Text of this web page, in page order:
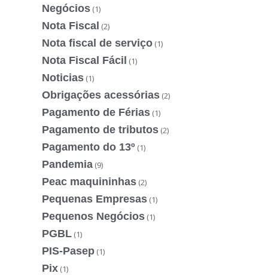
Negócios (1)
Nota Fiscal (2)
Nota fiscal de serviço (1)
Nota Fiscal Fácil (1)
Noticias (1)
Obrigações acessórias (2)
Pagamento de Férias (1)
Pagamento de tributos (2)
Pagamento do 13º (1)
Pandemia (9)
Peac maquininhas (2)
Pequenas Empresas (1)
Pequenos Negócios (1)
PGBL (1)
PIS-Pasep (1)
Pix (1)